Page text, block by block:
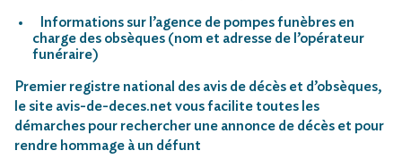
Informations sur l’agence de pompes funèbres en
charge des obsèques (nom et adresse de l’opérateur
funéraire)
Premier registre national des avis de décès et d’obsèques,
le site avis-de-deces.net vous facilite toutes les
démarches pour rechercher une annonce de décès et pour
rendre hommage à un défunt